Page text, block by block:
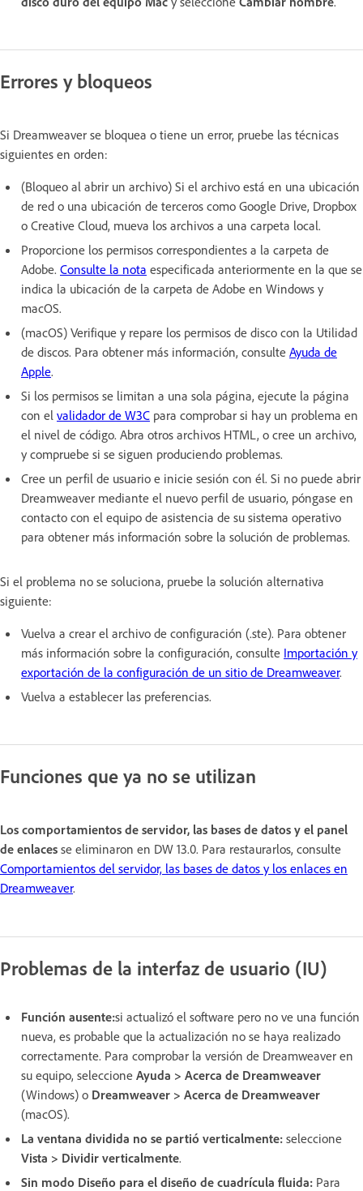
Errores y bloqueos
Si Dreamweaver se bloquea o tiene un error, pruebe las técnicas
siguientes en orden:
(Bloqueo al abrir un archivo) Si el archivo está en una ubicación
de red o una ubicación de terceros como Google Drive, Dropbox
o Creative Cloud, mueva los archivos a una carpeta local.
Proporcione los permisos correspondientes a la carpeta de
Adobe. Consulte la nota especificada anteriormente en la que se
indica la ubicación de la carpeta de Adobe en Windows y
macOS.
(macOS) Verifique y repare los permisos de disco con la Utilidad
de discos. Para obtener más información, consulte Ayuda de
Apple.
Si los permisos se limitan a una sola página, ejecute la página
con el validador de W3C para comprobar si hay un problema en
el nivel de código. Abra otros archivos HTML, o cree un archivo,
y compruebe si se siguen produciendo problemas.
Cree un perfil de usuario e inicie sesión con él. Si no puede abrir
Dreamweaver mediante el nuevo perfil de usuario, póngase en
contacto con el equipo de asistencia de su sistema operativo
para obtener más información sobre la solución de problemas.
Si el problema no se soluciona, pruebe la solución alternativa
siguiente:
Vuelva a crear el archivo de configuración (.ste). Para obtener
más información sobre la configuración, consulte Importación y
exportación de la configuración de un sitio de Dreamweaver.
Vuelva a establecer las preferencias.
Funciones que ya no se utilizan
Los comportamientos de servidor, las bases de datos y el panel
de enlaces se eliminaron en DW 13.0. Para restaurarlos, consulte
Comportamientos del servidor, las bases de datos y los enlaces en
Dreamweaver.
Problemas de la interfaz de usuario (IU)
Función ausente:si actualizó el software pero no ve una función
nueva, es probable que la actualización no se haya realizado
correctamente. Para comprobar la versión de Dreamweaver en
su equipo, seleccione Ayuda > Acerca de Dreamweaver
(Windows) o Dreamweaver > Acerca de Dreamweaver
(macOS).
La ventana dividida no se partió verticalmente: seleccione
Vista > Dividir verticalmente.
Sin modo Diseño para el diseño de cuadrícula fluida: Para